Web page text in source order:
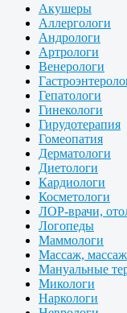
Акушеры
Аллергологи
Андрологи
Артрологи
Венерологи
Гепатологи
Гинекологи
Гирудотерапия
Гомеопатия
Дерматологи
Диетологи
Кардиологи
Косметологи
ЛОР-врачи,
Логопеды
Маммологи
Массаж,
Мануальные
Микологи
Наркологи